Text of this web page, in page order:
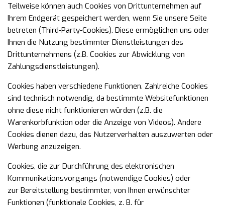
Teilweise können auch Cookies von Drittunternehmen auf
Ihrem Endgerät gespeichert werden, wenn Sie unsere Seite
betreten (Third-Party-Cookies). Diese ermöglichen uns oder
Ihnen die Nutzung bestimmter Dienstleistungen des
Drittunternehmens (z.B. Cookies zur Abwicklung von
Zahlungsdienstleistungen).
Cookies haben verschiedene Funktionen. Zahlreiche Cookies
sind technisch notwendig, da bestimmte Websitefunktionen
ohne diese nicht funktionieren würden (z.B. die
Warenkorbfunktion oder die Anzeige von Videos). Andere
Cookies dienen dazu, das Nutzerverhalten auszuwerten oder
Werbung anzuzeigen.
Cookies, die zur Durchführung des elektronischen
Kommunikationsvorgangs (notwendige Cookies) oder
zur Bereitstellung bestimmter, von Ihnen erwünschter
Funktionen (funktionale Cookies, z. B. für